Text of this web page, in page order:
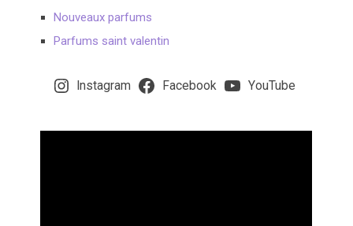
Nouveaux parfums
Parfums saint valentin
Instagram Facebook YouTube